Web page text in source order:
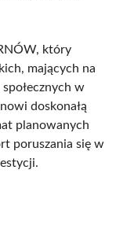
który
mających na
w
doskonałą
planowanych
poruszania się w